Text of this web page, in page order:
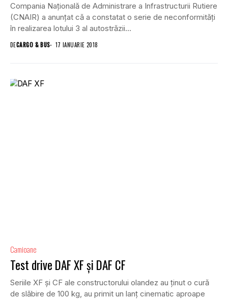
Compania Naţională de Administrare a Infrastructurii Rutiere
(CNAIR) a anunţat că a constatat o serie de neconformităţi
în realizarea lotului 3 al autostrăzii...
DECARGO & BUS 17 IANUARIE 2018
Camioane
Test drive DAF XF și DAF CF
Seriile XF și CF ale constructorului olandez au ținut o cură
de slăbire de 100 kg, au primit un lanț cinematic aproape